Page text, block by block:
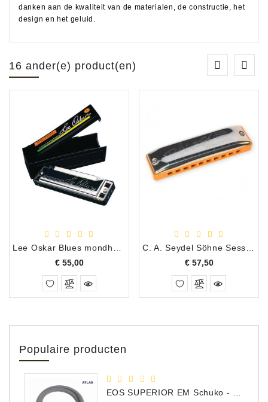
danken aan de kwaliteit van de materialen, de constructie, het
design en het geluid.
16 ander(e) product(en)
€ 55,00Prijs
€ 57,50Prijs
Populaire producten